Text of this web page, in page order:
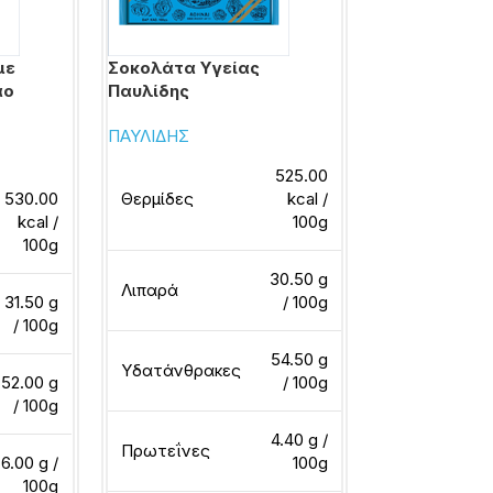
530.00
kcal /
100g
31.50 g
/ 100g
52.00 g
/ 100g
6.00 g /
100g
Σοκολάτα Υγείας
Παυλίδης
ΠΑΥΛΙΔΗΣ
Θερμίδες
525.00
kcal /
100g
Λιπαρά
30.50 g
/ 100g
Υδατάνθρακες
54.50 g
/ 100g
Πρωτεΐνες
4.40 g /
100g